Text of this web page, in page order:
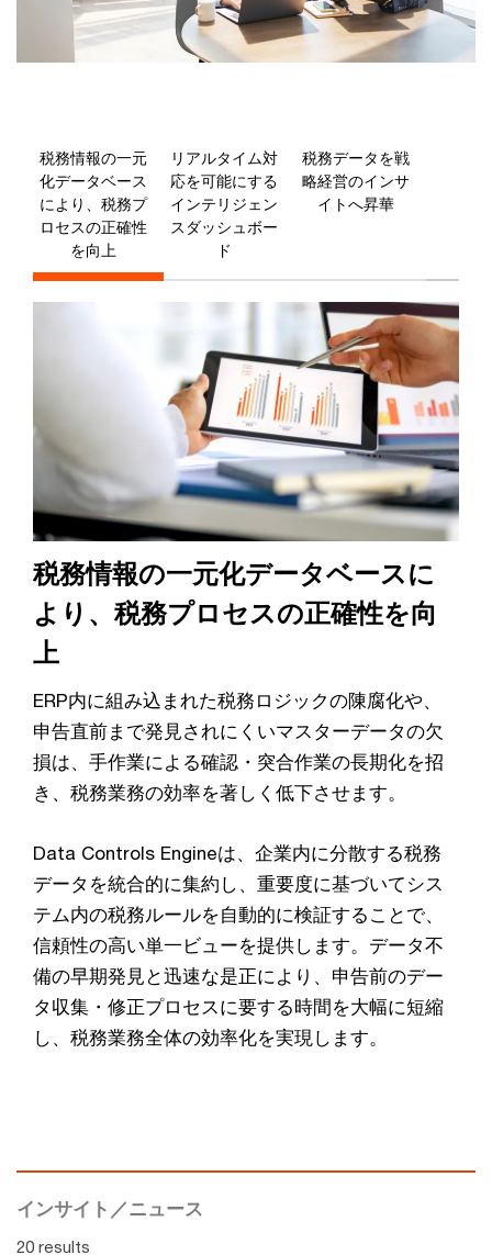
税務情報の一元
化データベース
により、税務プ
ロセスの正確性
を向上
リアルタイム対
応を可能にする
インテリジェン
スダッシュボー
ド
税務データを戦
略経営のインサ
イトへ昇華
税務情報の一元化データベースに
より、税務プロセスの正確性を向
上
ERP内に組み込まれた税務ロジックの陳腐化や、
申告直前まで発見されにくいマスターデータの欠
損は、手作業による確認・突合作業の長期化を招
き、税務業務の効率を著しく低下させます。
Data Controls Engineは、企業内に分散する税務
データを統合的に集約し、重要度に基づいてシス
テム内の税務ルールを自動的に検証することで、
信頼性の高い単一ビューを提供します。データ不
備の早期発見と迅速な是正により、申告前のデー
タ収集・修正プロセスに要する時間を大幅に短縮
し、税務業務全体の効率化を実現します。
インサイト／ニュース
20 results